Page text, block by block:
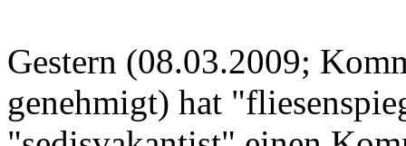
Gestern (08.03.2009;
genehmigt) hat